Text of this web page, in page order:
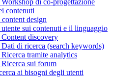
Workshop di co-progettazione
contenuti
design
sui contenuti e il linguaggio
discovery
di ricerca (search keywords)
tramite analytics
sui forum
ai bisogni degli utenti